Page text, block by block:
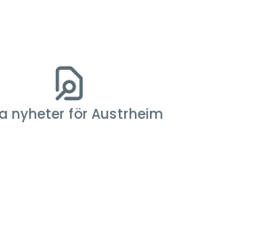
nyheter för Austrheim